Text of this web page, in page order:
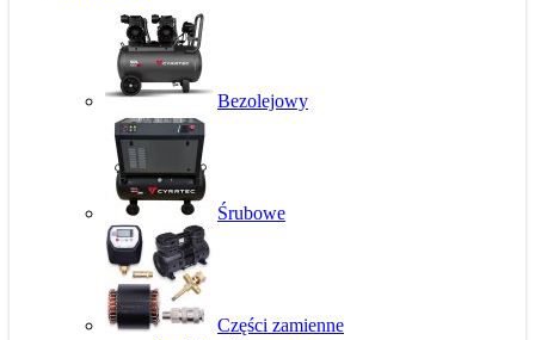
Bezolejowy
Śrubowe
Części zamienne